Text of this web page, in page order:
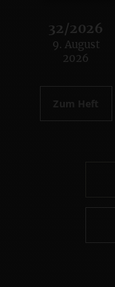
32/2026
:
9. August
2026
Zum Heft